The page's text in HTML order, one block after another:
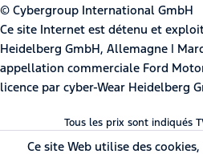
© Cybergroup International GmbH
Ce site Internet est détenu et
Heidelberg GmbH, Allemagne |
appellation commerciale Ford
licence par cyber-Wear Heidelberg
Tous les prix sont indiqués
Ce site Web utilise des